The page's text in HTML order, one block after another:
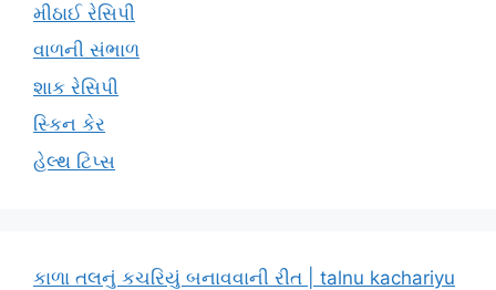
મીઠાઈ રેસિપી
વાળની સંભાળ
શાક રેસિપી
સ્કિન કેર
હેલ્થ ટિપ્સ
કાળા તલનું કચરિયું બનાવવાની રીત | talnu kachariyu